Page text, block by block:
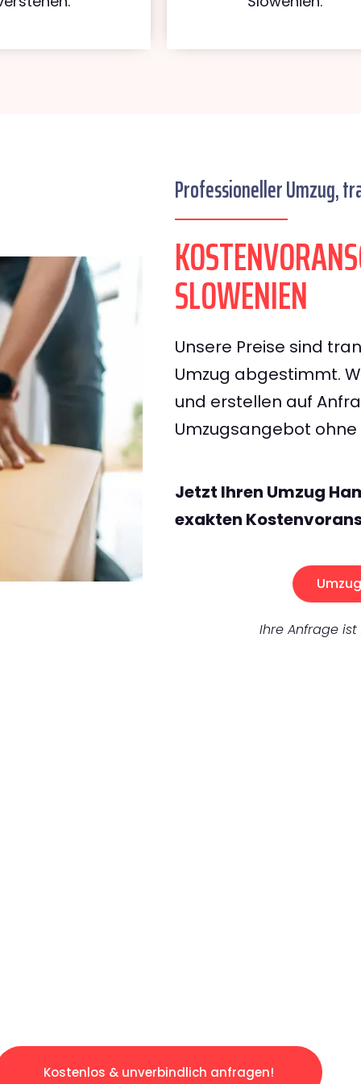
Professioneller Umzug,
SLOWENIEN
Unsere Preise sind
Umzug abgestimmt.
und erstellen auf
Umzugsangebot
Jetzt Ihren Umzug
exakten
Ihre Anfrage ist
Kostenlos & unverbindlich anfragen!